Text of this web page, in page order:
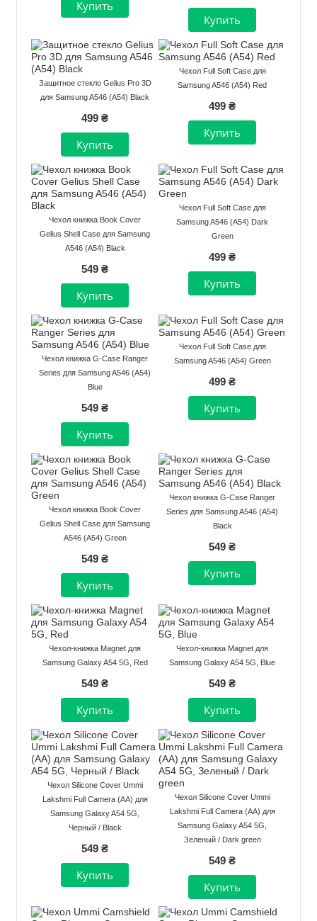
Защитное стекло Gelius Pro 3D
для Samsung A546 (A54) Black
499 ₴
Чехол Full Soft Case для
Samsung A546 (A54) Red
499 ₴
Чехол книжка Book Cover
Gelius Shell Case для Samsung
A546 (A54) Black
549 ₴
Чехол Full Soft Case для
Samsung A546 (A54) Dark
Green
499 ₴
Чехол книжка G-Case Ranger
Series для Samsung A546 (A54)
Blue
549 ₴
Чехол Full Soft Case для
Samsung A546 (A54) Green
499 ₴
Чехол книжка Book Cover
Gelius Shell Case для Samsung
A546 (A54) Green
549 ₴
Чехол книжка G-Case Ranger
Series для Samsung A546 (A54)
Black
549 ₴
Чехол-книжка Magnet для
Samsung Galaxy A54 5G, Red
549 ₴
Чехол-книжка Magnet для
Samsung Galaxy A54 5G, Blue
549 ₴
Чехол Silicone Cover Ummi
Lakshmi Full Camera (AA) для
Samsung Galaxy A54 5G,
Черный / Black
549 ₴
Чехол Silicone Cover Ummi
Lakshmi Full Camera (AA) для
Samsung Galaxy A54 5G,
Зеленый / Dark green
549 ₴